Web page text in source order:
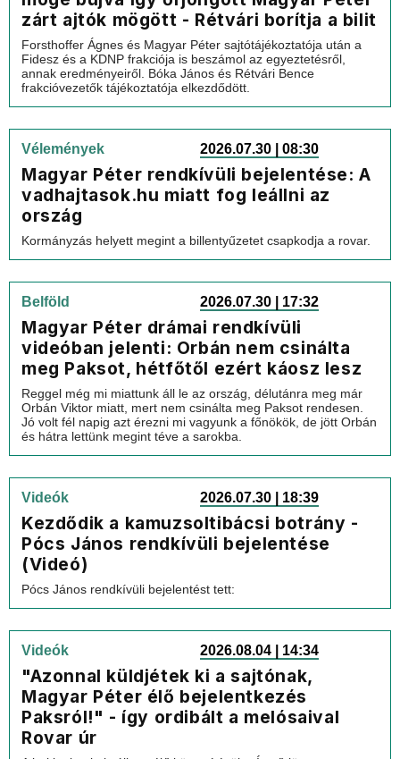
zárt ajtók mögött - Rétvári borítja a bilit
Forsthoffer Ágnes és Magyar Péter sajtótájékoztatója után a
Fidesz és a KDNP frakciója is beszámol az egyeztetésről,
annak eredményeiről. Bóka János és Rétvári Bence
frakcióvezetők tájékoztatója elkezdődött.
Vélemények 2026.07.30 | 08:30
Magyar Péter rendkívüli bejelentése: A
vadhajtasok.hu miatt fog leállni az
ország
Kormányzás helyett megint a billentyűzetet csapkodja a rovar.
Belföld 2026.07.30 | 17:32
Magyar Péter drámai rendkívüli
videóban jelenti: Orbán nem csinálta
meg Paksot, hétfőtől ezért káosz lesz
Reggel még mi miattunk áll le az ország, délutánra meg már
Orbán Viktor miatt, mert nem csinálta meg Paksot rendesen.
Jó volt fél napig azt érezni mi vagyunk a főnökök, de jött Orbán
és hátra lettünk megint téve a sarokba.
Videók 2026.07.30 | 18:39
Kezdődik a kamuzsoltibácsi botrány -
Pócs János rendkívüli bejelentése
(Videó)
Pócs János rendkívüli bejelentést tett:
Videók 2026.08.04 | 14:34
"Azonnal küldjétek ki a sajtónak,
Magyar Péter élő bejelentkezés
Paksról!" - így ordibált a melósaival
Rovar úr